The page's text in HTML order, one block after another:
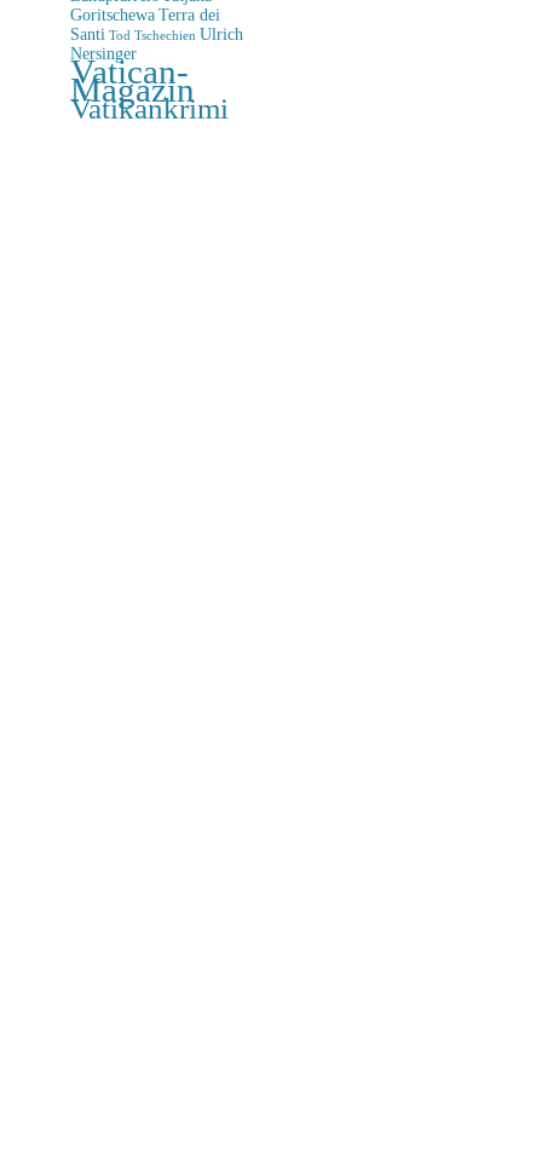
Goritschewa Terra dei
Santi Tod Tschechien Ulrich
Nersinger
Vatican-
Magazin
Vatikankrimi